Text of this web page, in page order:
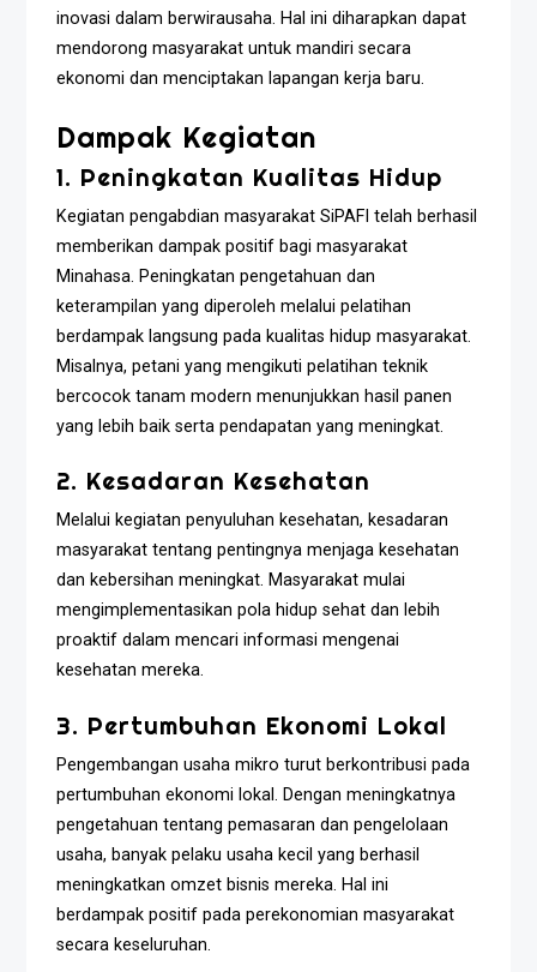
inovasi dalam berwirausaha. Hal ini diharapkan dapat
mendorong masyarakat untuk mandiri secara
ekonomi dan menciptakan lapangan kerja baru.
Dampak Kegiatan
1. Peningkatan Kualitas Hidup
Kegiatan pengabdian masyarakat SiPAFI telah berhasil
memberikan dampak positif bagi masyarakat
Minahasa. Peningkatan pengetahuan dan
keterampilan yang diperoleh melalui pelatihan
berdampak langsung pada kualitas hidup masyarakat.
Misalnya, petani yang mengikuti pelatihan teknik
bercocok tanam modern menunjukkan hasil panen
yang lebih baik serta pendapatan yang meningkat.
2. Kesadaran Kesehatan
Melalui kegiatan penyuluhan kesehatan, kesadaran
masyarakat tentang pentingnya menjaga kesehatan
dan kebersihan meningkat. Masyarakat mulai
mengimplementasikan pola hidup sehat dan lebih
proaktif dalam mencari informasi mengenai
kesehatan mereka.
3. Pertumbuhan Ekonomi Lokal
Pengembangan usaha mikro turut berkontribusi pada
pertumbuhan ekonomi lokal. Dengan meningkatnya
pengetahuan tentang pemasaran dan pengelolaan
usaha, banyak pelaku usaha kecil yang berhasil
meningkatkan omzet bisnis mereka. Hal ini
berdampak positif pada perekonomian masyarakat
secara keseluruhan.